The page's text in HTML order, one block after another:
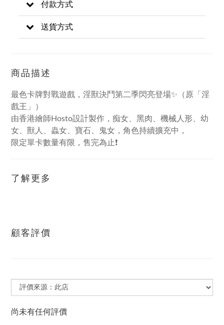
付款方式
送貨方式
商品描述
最色卡牌對戰遊戲，淫獸決鬥第二季閃亮登場✨（原「淫
戲王」）
由香港繪師Hosto設計製作，痴女、黑肉、機械人形、幼
女、獸人、蟲女、寶石、鬼女，角色持續擴充中，
限定單卡數量有限，售完為止❗
了解更多
顧客評價
尚未有任何評價